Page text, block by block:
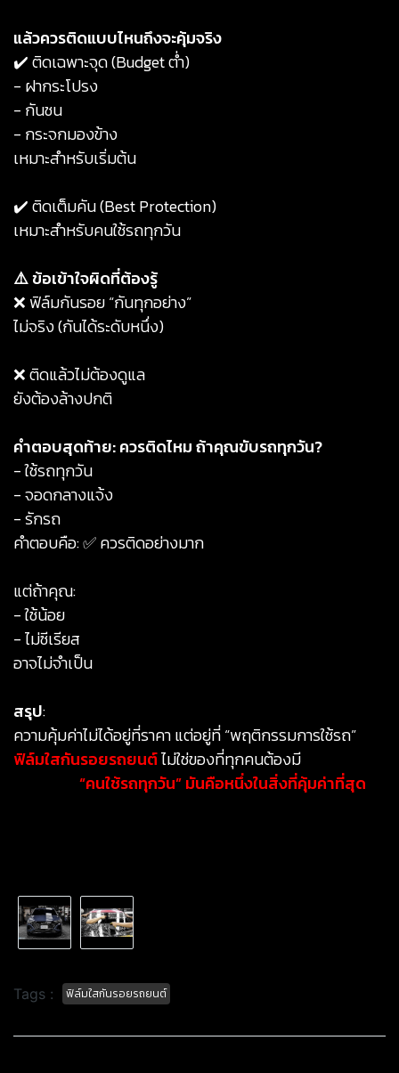
️แล้วควรติดแบบไหนถึงจะคุ้มจริง
✔️ ติดเฉพาะจุด (Budget ต่ำ)
- ฝากระโปรง
- กันชน
- กระจกมองข้าง
เหมาะสำหรับเริ่มต้น
✔️ ติดเต็มคัน (Best Protection)
เหมาะสำหรับคนใช้รถทุกวัน
⚠️ ข้อเข้าใจผิดที่ต้องรู้
❌ ฟิล์มกันรอย “กันทุกอย่าง”
ไม่จริง (กันได้ระดับหนึ่ง)
❌ ติดแล้วไม่ต้องดูแล
ยังต้องล้างปกติ
คำตอบสุดท้าย: ควรติดไหม ถ้าคุณขับรถทุกวัน?
- ใช้รถทุกวัน
- จอดกลางแจ้ง
- รักรถ
คำตอบคือ: ✅ ควรติดอย่างมาก
แต่ถ้าคุณ:
- ใช้น้อย
- ไม่ซีเรียส
อาจไม่จำเป็น
สรุป:
ความคุ้มค่าไม่ได้อยู่ที่ราคา แต่อยู่ที่ “พฤติกรรมการใช้รถ”
ฟิล์มใสกันรอยรถยนต์ไม่ใช่ของที่ทุกคนต้องมี
“คนใช้รถทุกวัน” มันคือหนึ่งในสิ่งที่คุ้มค่าที่สุด
Tags : ฟิล์มใสกันรอยรถยนต์